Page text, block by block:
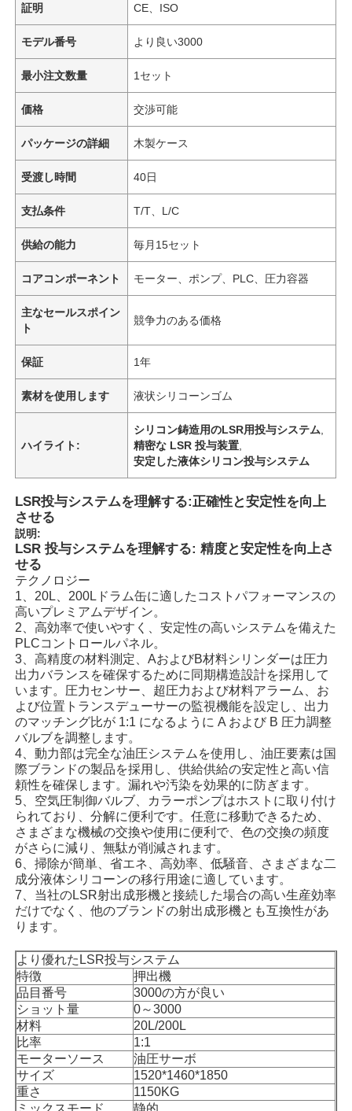
ホーム
製品
企業情報
証明 CE、ISO
モデル番号 より良い3000
最小注文数量 1セット
価格 交渉可能
パッケージの詳細 木製ケース
受渡し時間 40日
支払条件 T/T、L/C
供給の能力 毎月15セット
コアコンポーネント モーター、ポンプ、PLC、圧力容器
主なセールスポイン
ト
競争力のある価格
保証 1年
素材を使用します 液状シリコーンゴム
ハイライト:
シリコン鋳造用のLSR用投与システム
精密な LSR 投与装置
安定した液体シリコン投与システム
LSR投与システムを理解する:正確性と安定性を向上
させる
説明:
LSR 投与システムを理解する: 精度と安定性を向上さ
せる
テクノロジー
1、20L、200Lドラム缶に適したコストパフォーマンスの
高いプレミアムデザイン。
2、高効率で使いやすく、安定性の高いシステムを備えた
PLCコントロールパネル。
3、高精度の材料測定、AおよびB材料シリンダーは圧力
出力バランスを確保するために同期構造設計を採用して
います。圧力センサー、超圧力および材料アラーム、お
よび位置トランスデューサーの監視機能を設定し、出力
のマッチング比が 1:1 になるように A および B 圧力調整
バルブを調整します。
4、動力部は完全な油圧システムを使用し、油圧要素は国
際ブランドの製品を採用し、供給供給の安定性と高い信
頼性を確保します。漏れや汚染を効果的に防ぎます。
5、空気圧制御バルブ、カラーポンプはホストに取り付け
られており、分解に便利です。任意に移動できるため、
さまざまな機械の交換や使用に便利で、色の交換の頻度
がさらに減り、無駄が削減されます。
6、掃除が簡単、省エネ、高効率、低騒音、さまざまな二
成分液体シリコーンの移行用途に適しています。
7、当社のLSR射出成形機と接続した場合の高い生産効率
だけでなく、他のブランドの射出成形機とも互換性があ
ります。
より優れたLSR投与システム
特徴
押出機
品目番号
3000の方が良い
ショット量
0～3000
材料
20L/200L
比率
1:1
モーターソース
油圧サーボ
サイズ
1520*1460*1850
重さ
1150KG
ミックスモード
静的